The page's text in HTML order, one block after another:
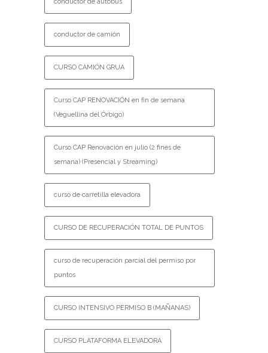
conductor de camión
CURSO CAMIÓN GRUA
Curso CAP RENOVACIÓN en fin de semana
(Veguellina del Órbigo)
Curso CAP Renovación en julio (2 fines de
semana) (Presencial y Streaming)
curso de carretilla elevadora
CURSO DE RECUPERACIÓN TOTAL DE PUNTOS
curso de recuperación parcial del permiso por
puntos
CURSO INTENSIVO PERMISO B (MAÑANAS)
CURSO PLATAFORMA ELEVADORA